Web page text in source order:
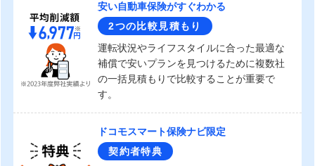
安い自動車保険がすぐわかる
2つの比較見積もり
運転状況やライフスタイルに合った最適な
補償で安いプランを見つけるために複数社
の一括見積もりで比較することが重要で
す。
ドコモスマート保険ナビ限定
契約者特典